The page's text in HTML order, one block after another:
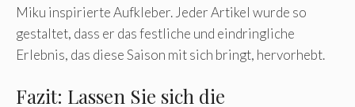
Miku inspirierte Aufkleber. Jeder Artikel wurde so
gestaltet, dass er das festliche und eindringliche
Erlebnis, das diese Saison mit sich bringt, hervorhebt.
Fazit: Lassen Sie sich die